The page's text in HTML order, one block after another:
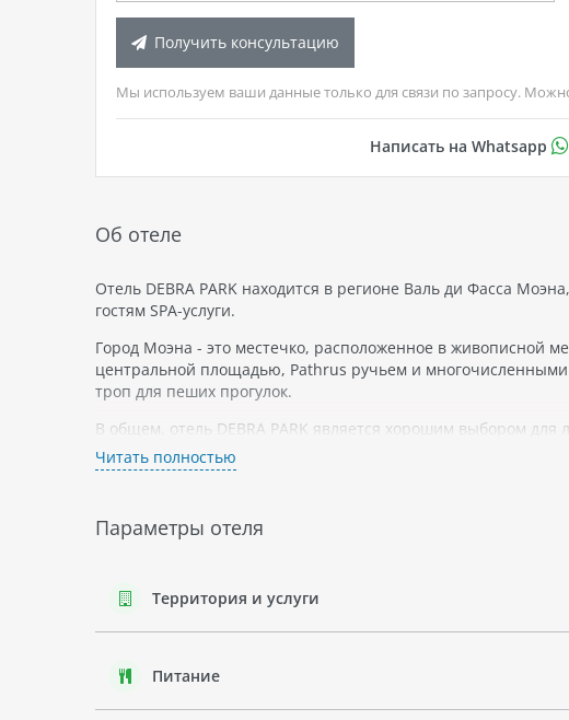
Получить консультацию
Мы используем ваши данные только для связи по запросу.
Написать на Whatsapp
Об отеле
Отель DEBRA PARK находится в регионе Валь ди Фасса
гостям SPA-услуги.
Город Моэна - это местечко, расположенное в живописной
центральной площадью, Рathrus ручьем и
троп для пеших прогулок.
В общем, отель DEBRA PARK является хорошим выбором
итальянских Альпах с возможностью посещения SPA.
Читать полностью
Параметры отеля
Территория и услуги
Питание